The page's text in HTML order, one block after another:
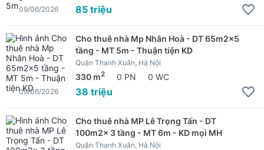
85 triệu
09/06/2026
Cho thuê nhà Mp Nhân Hoà - DT 65m2x5
tầng - MT 5m - Thuận tiện KD
Quận Thanh Xuân, Hà Nội
330 m2 0 PN 0 WC
38 triệu
09/06/2026
Cho thuê nhà MP Lê Trọng Tấn - DT
100m2x 3 tầng - MT 6m - KD mọi MH
Quận Thanh Xuân, Hà Nội